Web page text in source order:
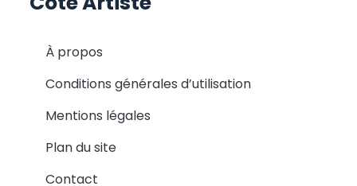
À propos
Conditions générales d’utilisation
Mentions légales
Plan du site
Contact